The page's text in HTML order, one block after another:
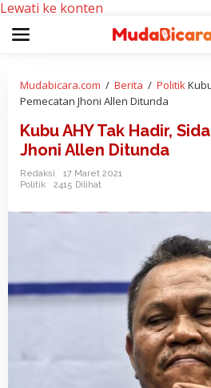
Lewati ke konten
Mudabicara.com / Berita / Politik
Pemecatan Jhoni Allen Ditunda
Kubu AHY Tak Hadir,
Jhoni Allen Ditunda
Redaksi
17 Maret 2021
Politik
2415 Dilihat